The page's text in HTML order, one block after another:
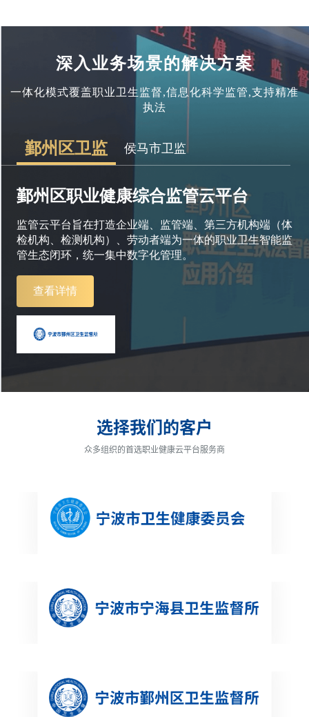
深入业务场景的解决方案
一体化模式覆盖职业卫生监督,信息化科学监管,支持精准
执法
鄞州区卫监 侯马市卫监
鄞州区职业健康综合监管云平台
监管云平台旨在打造企业端、监管端、第三方机构端（体
检机构、检测机构）、劳动者端为一体的职业卫生智能监
管生态闭环，统一集中数字化管理。
查看详情
选择我们的客户
众多组织的首选职业健康云平台服务商